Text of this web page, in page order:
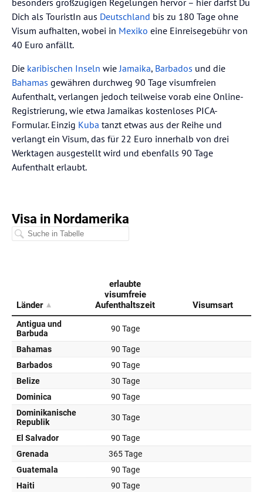
Dich als TouristIn aus Deutschland bis zu 180 Tage ohne
Visum aufhalten, wobei in Mexiko eine Einreisegebühr von
40 Euro anfällt.
Die karibischen Inseln wie Jamaika, Barbados und die
Bahamas gewähren durchweg 90 Tage visumfreien
Aufenthalt, verlangen jedoch teilweise vorab eine Online-
Registrierung, wie etwa Jamaikas kostenloses PICA-
Formular. Einzig Kuba tanzt etwas aus der Reihe und
verlangt ein Visum, das für 22 Euro innerhalb von drei
Werktagen ausgestellt wird und ebenfalls 90 Tage
Aufenthalt erlaubt.